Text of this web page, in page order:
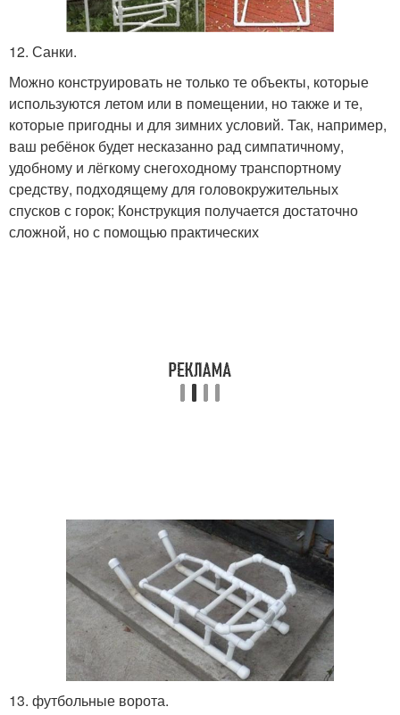
12. Санки.
Можно конструировать не только те объекты, которые
используются летом или в помещении, но также и те,
которые пригодны и для зимних условий. Так, например,
ваш ребёнок будет несказанно рад симпатичному,
удобному и лёгкому снегоходному транспортному
средству, подходящему для головокружительных
спусков с горок; Конструкция получается достаточно
сложной, но с помощью практических
13. футбольные ворота.